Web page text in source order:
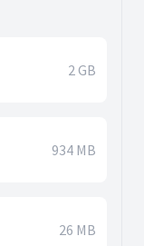
2 GB
934 MB
26 MB